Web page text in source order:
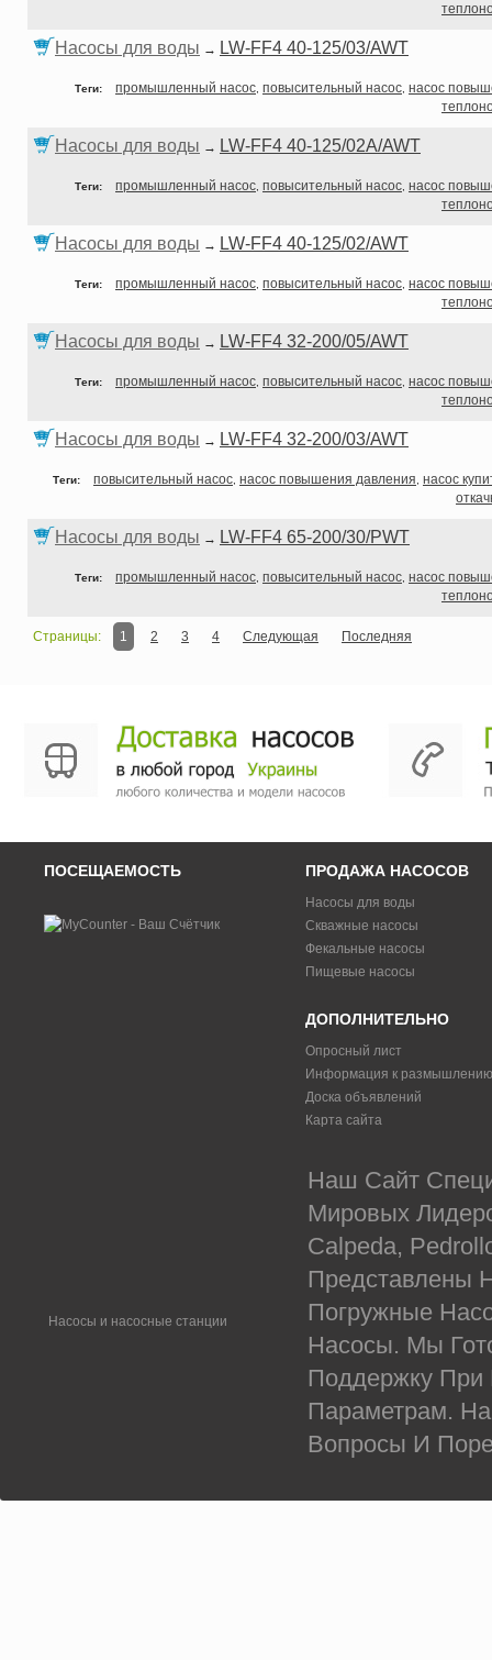
Насосы для воды → LW-FF4 40-125/03/AWT
Теги: промышленный насос повысительный насос насос
Насосы для воды → LW-FF4 40-125/02A/AWT
Теги: промышленный насос повысительный насос насос
Насосы для воды → LW-FF4 40-125/02/AWT
Теги: промышленный насос повысительный насос насос
Насосы для воды → LW-FF4 32-200/05/AWT
Теги: промышленный насос повысительный насос насос
Насосы для воды → LW-FF4 32-200/03/AWT
Теги: повысительный насос насос повышения давления насос
Насосы для воды → LW-FF4 65-200/30/PWT
Теги: промышленный насос повысительный насос насос
Страницы: 1 2 3 4 Следующая Последняя
ПОСЕЩАЕМОСТЬ ПРОДАЖА НАСОСОВ
Насосы для воды
Скважные насосы
Фекальные насосы
Пищевые насосы
ДОПОЛНИТЕЛЬНО
Опросный лист
Информация к размышлению
Доска объявлений
Карта сайта
Насосы и насосные станции
Наш Сайт
Мировых
Calpeda,
Представлены
Погружные
Насосы. Мы
Поддержку
Параметрам.
Вопросы И